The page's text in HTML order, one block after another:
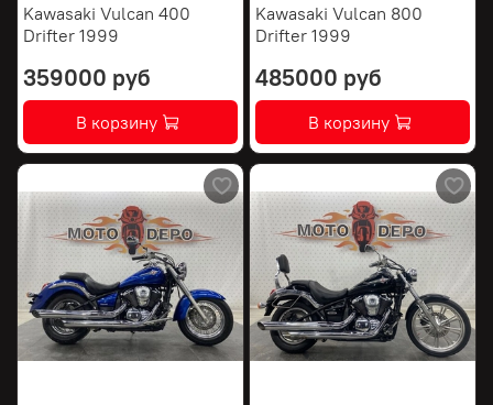
Kawasaki Vulcan 400
Drifter 1999
359000 руб
В корзину
Kawasaki Vulcan 800
Drifter 1999
485000 руб
В корзину